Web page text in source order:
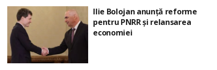
Ilie Bolojan anunță reforme
pentru PNRR și relansarea
economiei